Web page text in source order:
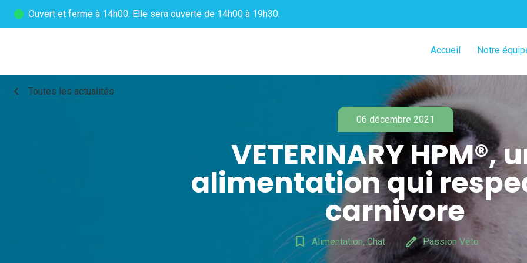
Ouvert et ferme à 14h00. Elle sera ouverte de 14h00 à 19h30.
Accueil Notre
chevron_left Toutes les actualités
06 décembre 2021
VETERINARY HPM®,
alimentation qui
carnivore
bookmark_border Alimentation, Chat edit Passion Véto